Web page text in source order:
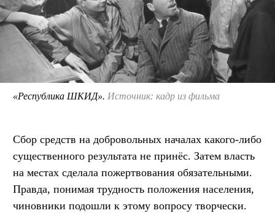
«Республика ШКИД». Источник: кадр из фильма
Сбор средств на добровольных началах какого-либо
существенного результата не принёс. Затем власть
на местах сделала пожертвования обязательными.
Правда, понимая трудность положения населения,
чиновники подошли к этому вопросу творчески.